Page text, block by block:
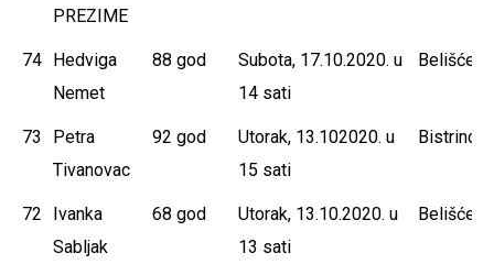
PREZIME
IME I
PREZIME
STAROST VRIJEME POKOPA GROBLJE
74 Hedviga
Nemet
88 god
Subota, 17.10.2020. u
14 sati
Belišće
73
Petra
Tivanovac
92 god
Utorak, 13.102020. u
15 sati
Bistrinci
72
Ivanka
Sabljak
68 god
Utorak, 13.10.2020. u
13 sati
Belišće